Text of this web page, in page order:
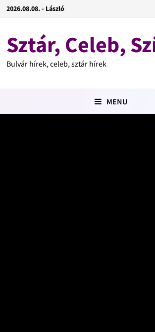
2026.08.08. - László
Sztár, Celeb,
Bulvár hírek, celeb, sztár hírek
MENU